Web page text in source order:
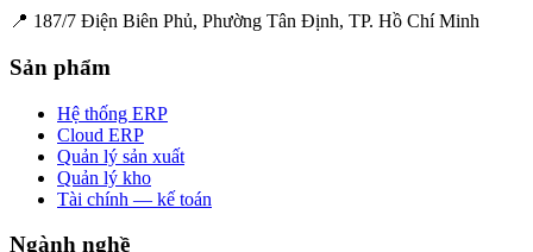
📍 187/7 Điện Biên Phủ, Phường Tân Định, TP. Hồ Chí Minh
Sản phẩm
Hệ thống ERP
Cloud ERP
Quản lý sản xuất
Quản lý kho
Tài chính — kế toán
Ngành nghề